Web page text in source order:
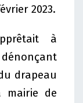
2023.
à
drapeau
de